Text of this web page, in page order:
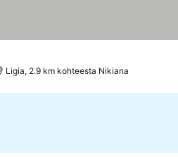
Ligia, 2.9 km kohteesta Nikiana